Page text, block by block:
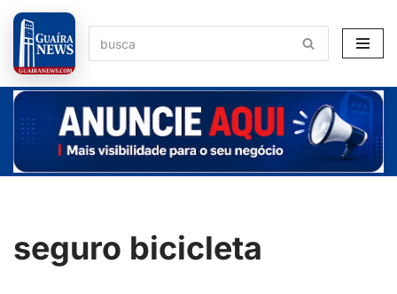
Pular
para
o
conteúdo
seguro bicicleta